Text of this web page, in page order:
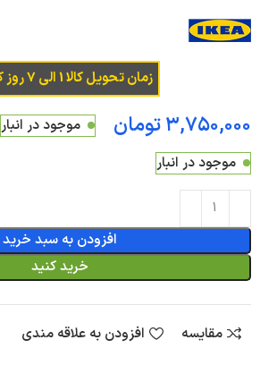
زمان تحویل کالا 1 الی 7 روز کاری می باشد
تومان
موجود در انبار
موجود در انبار
افزودن به سبد خرید
خرید کنید
مقایسه افزودن به علاقه مندی